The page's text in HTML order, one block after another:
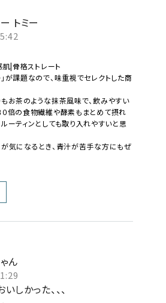
トミー
|骨格ストレート
が課題なので、味重視でセレクトした商
お茶のような抹茶風味で、飲みやすい
倍の食物繊維や酵素もまとめて摂れ
ーティンとしても取り入れやすいと思
気になるとき、青汁が苦手な方にもぜ
ん
しかった、、、